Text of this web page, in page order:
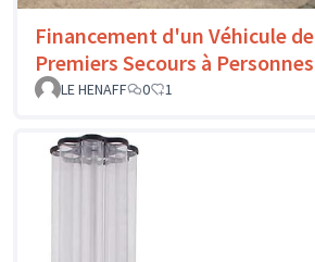
Financement d'un Véhicule de
Premiers Secours à Personnes
LE HENAFF
0 1